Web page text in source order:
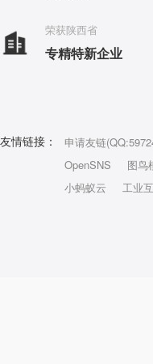
荣获陕西省
专精特新企业
友情链接： 申请友链
OpenSNS
图鸟
小蚂蚁云
工业